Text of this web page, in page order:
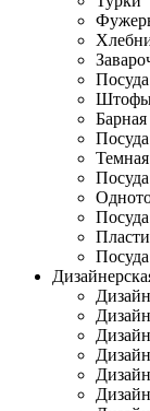
Барная